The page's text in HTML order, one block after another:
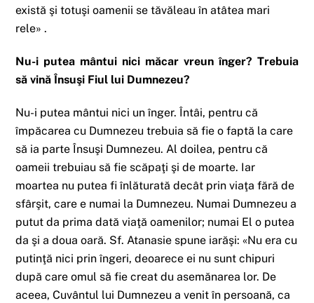
există şi totuşi oamenii se tăvăleau în atâtea mari
rele» .
Nu-i putea mântui nici măcar vreun înger? Trebuia
să vină Însuşi Fiul lui Dumnezeu?
Nu-i putea mântui nici un înger. Întâi, pentru că
împăcarea cu Dumnezeu trebuia să fie o faptă la care
să ia parte Însuşi Dumnezeu. Al doilea, pentru că
oameii trebuiau să fie scăpaţi şi de moarte. Iar
moartea nu putea fi înlăturată decât prin viaţa fără de
sfârşit, care e numai la Dumnezeu. Numai Dumnezeu a
putut da prima dată viaţă oamenilor; numai El o putea
da şi a doua oară. Sf. Atanasie spune iarăşi: «Nu era cu
putinţă nici prin îngeri, deoarece ei nu sunt chipuri
după care omul să fie creat du asemănarea lor. De
aceea, Cuvântul lui Dumnezeu a venit în persoană, ca